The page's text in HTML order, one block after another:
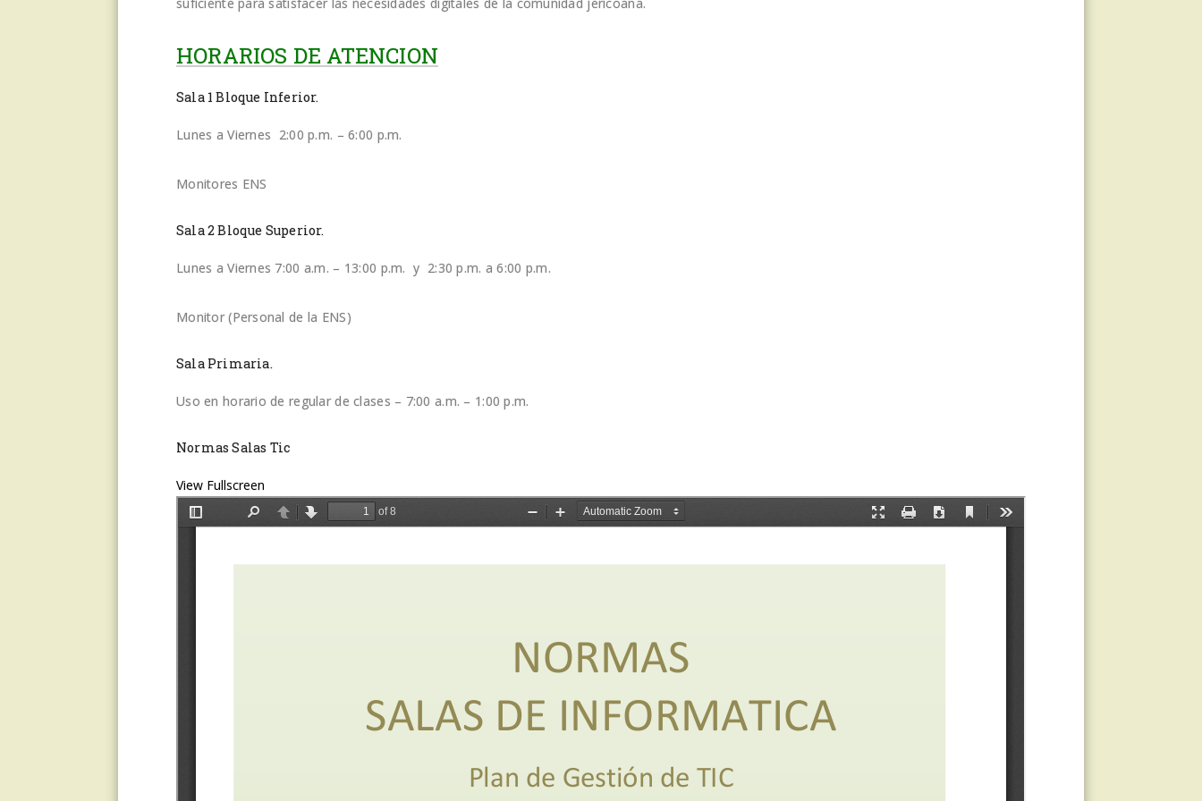
HORARIOS DE ATENCION
Sala 1 Bloque Inferior.
Lunes a Viernes 2:00 p.m. – 6:00 p.m.
Monitores ENS
Sala 2 Bloque Superior.
Lunes a Viernes 7:00 a.m. – 13:00 p.m. y 2:30 p.m. a 6:00 p.m.
Monitor (Personal de la ENS)
Sala Primaria.
Uso en horario de regular de clases – 7:00 a.m. – 1:00 p.m.
Normas Salas Tic
View Fullscreen